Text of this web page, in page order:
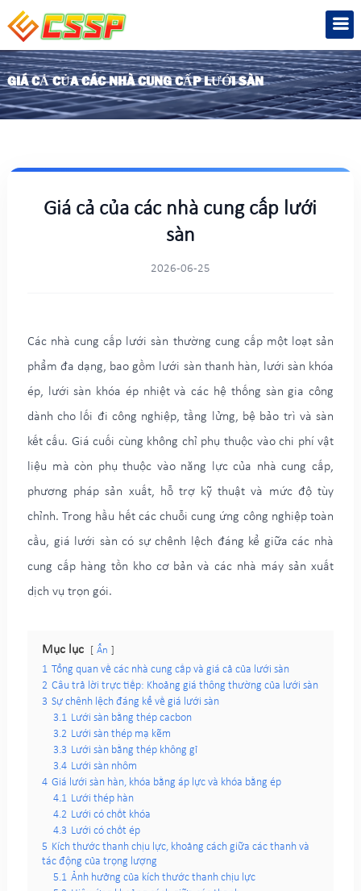
GIÁ CẢ CỦA CÁC NHÀ CUNG CẤP LƯỚI SÀN
Giá cả của các nhà cung cấp lưới
sàn
2026-06-25
Các nhà cung cấp lưới sàn thường cung cấp một loạt sản
phẩm đa dạng, bao gồm lưới sàn thanh hàn, lưới sàn khóa
ép, lưới sàn khóa ép nhiệt và các hệ thống sàn gia công
dành cho lối đi công nghiệp, tầng lửng, bệ bảo trì và sàn
kết cấu. Giá cuối cùng không chỉ phụ thuộc vào chi phí vật
liệu mà còn phụ thuộc vào năng lực của nhà cung cấp,
phương pháp sản xuất, hỗ trợ kỹ thuật và mức độ tùy
chỉnh. Trong hầu hết các chuỗi cung ứng công nghiệp toàn
cầu, giá lưới sàn có sự chênh lệch đáng kể giữa các nhà
cung cấp hàng tồn kho cơ bản và các nhà máy sản xuất
dịch vụ trọn gói.
Mục lục Ẩn
1 Tổng quan về các nhà cung cấp và giá cả của lưới sàn
2 Câu trả lời trực tiếp: Khoảng giá thông thường của lưới sàn
3 Sự chênh lệch đáng kể về giá lưới sàn
3.1 Lưới sàn bằng thép cacbon
3.2 Lưới sàn thép mạ kẽm
3.3 Lưới sàn bằng thép không gỉ
3.4 Lưới sàn nhôm
4 Giá lưới sàn hàn, khóa bằng áp lực và khóa bằng ép
4.1 Lưới thép hàn
4.2 Lưới có chốt khóa
4.3 Lưới có chốt ép
5 Kích thước thanh chịu lực, khoảng cách giữa các thanh và
tác động của trọng lượng
5.1 Ảnh hưởng của kích thước thanh chịu lực